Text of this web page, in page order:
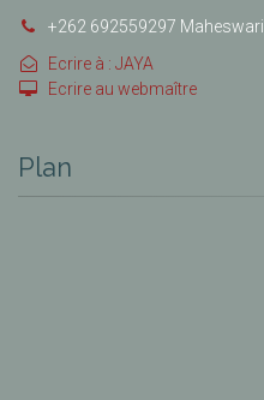
+262 692559297 Maheswari
Ecrire à : JAYA
Ecrire au webmaître
Plan